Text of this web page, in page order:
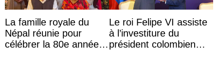
La famille royale du
Népal réunie pour
célébrer la 80e année
Le roi Felipe VI assiste
à l’investiture du
président colombien